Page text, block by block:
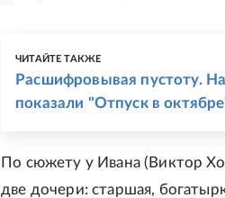
ЧИТАЙТЕ ТАКЖЕ
Расшифровывая пустоту.
показали "Отпуск в
По сюжету у Ивана (Виктор
две дочери: старшая,